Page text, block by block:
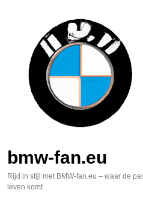
bmw-fan.eu
Rijd in stijl met BMW-fan.eu – waar de
leven komt